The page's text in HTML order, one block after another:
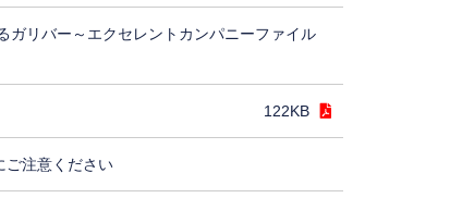
ガリバー～エクセレントカンパニーファイル
122KB
ご注意ください